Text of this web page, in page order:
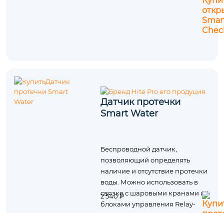
Датчик протечки
Smart Water
Беспроводной датчик,
позволяющий определять
наличие и отсутствие протечки
воды. Можно использовать в
связке с шаровыми кранами и
блоками управления Relay-
2 540 ₽